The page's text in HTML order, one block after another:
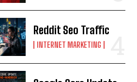
Reddit Seo Traffic
INTERNET MARKETING